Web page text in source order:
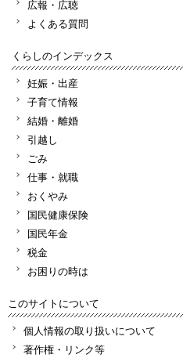
広報・広聴
よくある質問
くらしのインデックス
妊娠・出産
子育て情報
結婚・離婚
引越し
ごみ
仕事・就職
おくやみ
国民健康保険
国民年金
税金
お困りの時は
このサイトについて
個人情報の取り扱いについて
著作権・リンク等